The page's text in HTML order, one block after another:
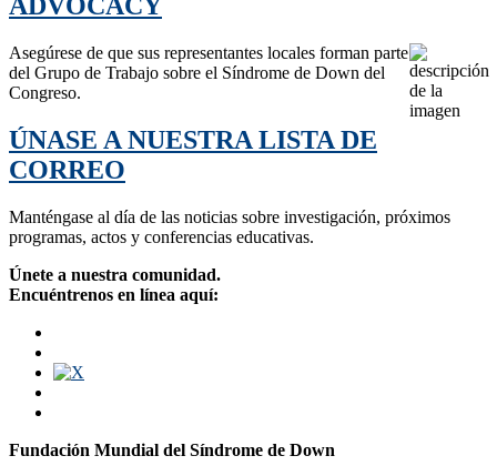
Asegúrese de que sus representantes locales forman parte
del Grupo de Trabajo sobre el Síndrome de Down del
Congreso.
ÚNASE A NUESTRA LISTA DE
CORREO
Manténgase al día de las noticias sobre investigación, próximos
programas, actos y conferencias educativas.
Únete a nuestra comunidad.
Encuéntrenos en línea aquí:
Fundación Mundial del Síndrome de Down